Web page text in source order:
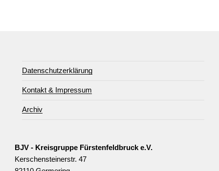
Datenschutzerklärung
Kontakt & Impressum
Archiv
BJV - Kreisgruppe Fürstenfeldbruck e.V.
Kerschensteinerstr. 47